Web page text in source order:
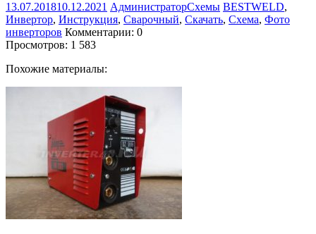
13.07.201810.12.2021 АдминистраторСхемы BESTWELD,
Инвертор, Инструкция, Сварочный, Скачать, Схема, Фото
инверторов Комментарии: 0
Просмотров: 1 583
Похожие материалы: